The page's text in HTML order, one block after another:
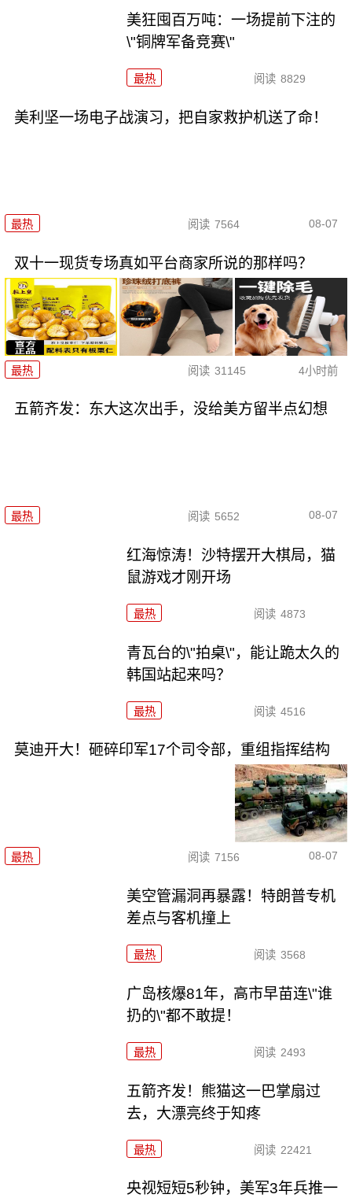
美狂囤百万吨：一场提前下注的
\"铜牌军备竞赛\"
最热 阅读 8829
美利坚一场电子战演习，把自家救护机送了命！
最热 阅读 7564 08-07
双十一现货专场真如平台商家所说的那样吗？
最热 阅读 31145 4小时前
五箭齐发：东大这次出手，没给美方留半点幻想
最热 阅读 5652 08-07
红海惊涛！沙特摆开大棋局，猫
鼠游戏才刚开场
最热 阅读 4873
青瓦台的\"拍桌\"，能让跪太久的
韩国站起来吗？
最热 阅读 4516
莫迪开大！砸碎印军17个司令部，重组指挥结构
最热 阅读 7156 08-07
美空管漏洞再暴露！特朗普专机
差点与客机撞上
最热 阅读 3568
广岛核爆81年，高市早苗连\"谁
扔的\"都不敢提！
最热 阅读 2493
五箭齐发！熊猫这一巴掌扇过
去，大漂亮终于知疼
最热 阅读 22421
央视短短5秒钟，美军3年兵推一